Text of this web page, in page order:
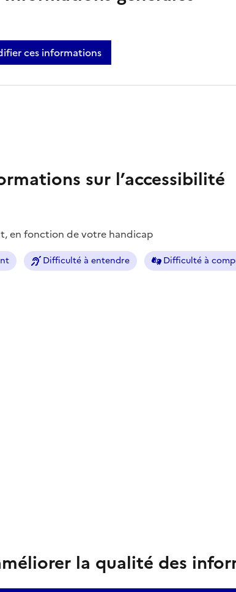
ces informations
sur l’accessibilité
en fonction de votre handicap
Difficulté à entendre Difficulté à
la qualité des